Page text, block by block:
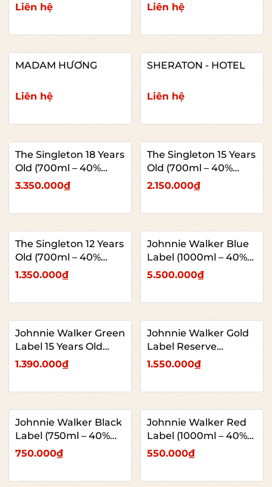
Liên hệ Liên hệ
MADAM HƯƠNG
Liên hệ
SHERATON - HOTEL
Liên hệ
The Singleton 18 Years
Old (700ml – 40%
ABV)
3.350.000₫
The Singleton 15 Years
Old (700ml – 40%
ABV)
2.150.000₫
The Singleton 12 Years
Old (700ml – 40%
ABV)
1.350.000₫
Johnnie Walker Blue
Label (1000ml – 40%
ABV)
5.500.000₫
Johnnie Walker Green
Label 15 Years Old
(1000ml – 43% ABV)
1.390.000₫
Johnnie Walker Gold
Label Reserve
(1000ml – 40% ABV)
1.550.000₫
Johnnie Walker Black
Label (750ml – 40%
ABV)
750.000₫
Johnnie Walker Red
Label (1000ml – 40%
ABV)
550.000₫